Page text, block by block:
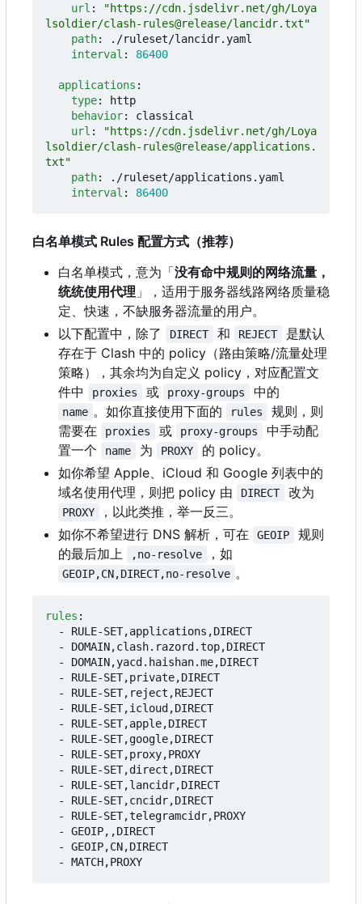
url :
"https://cdn.jsdelivr.net/gh/Loya
lsoldier/clash-rules@release/lancidr.txt"
path:
./ruleset/lancidr.yaml
interval : 86400
applications :
type:
http
behavior:
classical
url :
"https://cdn.jsdelivr.net/gh/Loya
lsoldier/clash-rules@release/applications.
txt"
path:
./ruleset/applications.yaml
interval : 86400
白名单模式 Rules 配置方式（推荐）
白名单模式，意为「没有命中规则的网络流量，
统统使用代理 」，适用于服务器线路网络质量稳
定、快速，不缺服务器流量的用户。
以下配置中，除了
DIRECT 和 REJECT
是默认
存在于 Clash 中的 policy （路由策略/流量处理
策略），其余均为自定义 policy ， 对应配置文
件中
proxies 或 proxy-groups 中的
name 。如你直接使用下面的 rules
规则，则
需要在
proxies 或 proxy-groups
中手动配
置一个
name 为 PROXY
的 policy。
如你希望 Apple、iCloud 和 Google 列表中的
域名使用代理，则把 policy 由
DIRECT 改为
PROXY
，以此类推，举一反三。
如你不希望进行 DNS 解析，可在
GEOIP
规则
的最后加上
,no-resolve ，如
GEOIP,CN,DIRECT,no-resolve 。
rules :
- RULE-SET,applications,DIRECT
- DOMAIN,clash.razord.top,DIRECT
- DOMAIN,yacd.haishan.me,DIRECT
- RULE-SET,private,DIRECT
- RULE-SET,reject,REJECT
- RULE-SET,icloud,DIRECT
- RULE-SET,apple,DIRECT
- RULE-SET,google,DIRECT
- RULE-SET,proxy,PROXY
- RULE-SET,direct,DIRECT
- RULE-SET,lancidr,DIRECT
- RULE-SET,cncidr,DIRECT
- RULE-SET,telegramcidr,PROXY
- GEOIP,,DIRECT
- GEOIP,CN,DIRECT
- MATCH,PROXY